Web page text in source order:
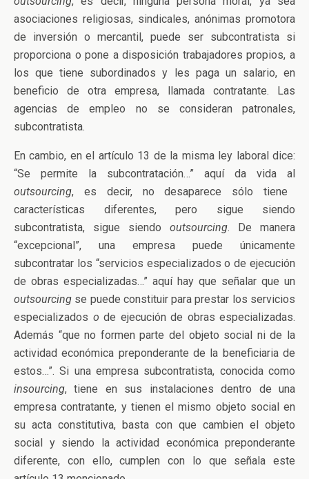
asociaciones religiosas, sindicales, anónimas promotora
de inversión o mercantil, puede ser subcontratista si
proporciona o pone a disposición trabajadores propios, a
los que tiene subordinados y les paga un salario, en
beneficio de otra empresa, llamada contratante. Las
agencias de empleo no se consideran patronales,
subcontratista.
En cambio, en el artículo 13 de la misma ley laboral dice:
“Se permite la subcontratación…” aquí da vida al
outsourcing, es decir, no desaparece sólo tiene
características diferentes, pero sigue siendo
subcontratista, sigue siendo outsourcing. De manera
“excepcional”, una empresa puede únicamente
subcontratar los “servicios especializados o de ejecución
de obras especializadas…” aquí hay que señalar que un
outsourcing se puede constituir para prestar los servicios
especializados o de ejecución de obras especializadas.
Además “que no formen parte del objeto social ni de la
actividad económica preponderante de la beneficiaria de
estos…”. Si una empresa subcontratista, conocida como
insourcing, tiene en sus instalaciones dentro de una
empresa contratante, y tienen el mismo objeto social en
su acta constitutiva, basta con que cambien el objeto
social y siendo la actividad económica preponderante
diferente, con ello, cumplen con lo que señala este